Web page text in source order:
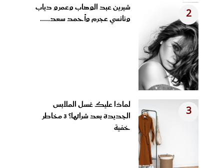
2
شيرين عبد الوهاب وعمرو دياب
ونانسي عجرم وأحمد سعد.....
3
لماذا عليك غسل الملابس
الجديدة بعد شرائها؟ 3 مخاطر
خفية